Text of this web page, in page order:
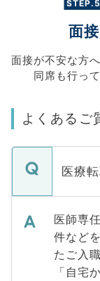
STEP.5
面接
面接が不安な方へ
同席も行っ
よくあるご
医療
医師専
件など
たご入
「自宅